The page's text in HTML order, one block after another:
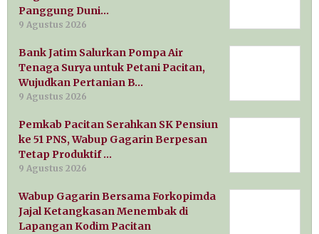
Panggung Duni…
9 Agustus 2026
Bank Jatim Salurkan Pompa Air
Tenaga Surya untuk Petani Pacitan,
Wujudkan Pertanian B…
9 Agustus 2026
Pemkab Pacitan Serahkan SK Pensiun
ke 51 PNS, Wabup Gagarin Berpesan
Tetap Produktif …
9 Agustus 2026
Wabup Gagarin Bersama Forkopimda
Jajal Ketangkasan Menembak di
Lapangan Kodim Pacitan